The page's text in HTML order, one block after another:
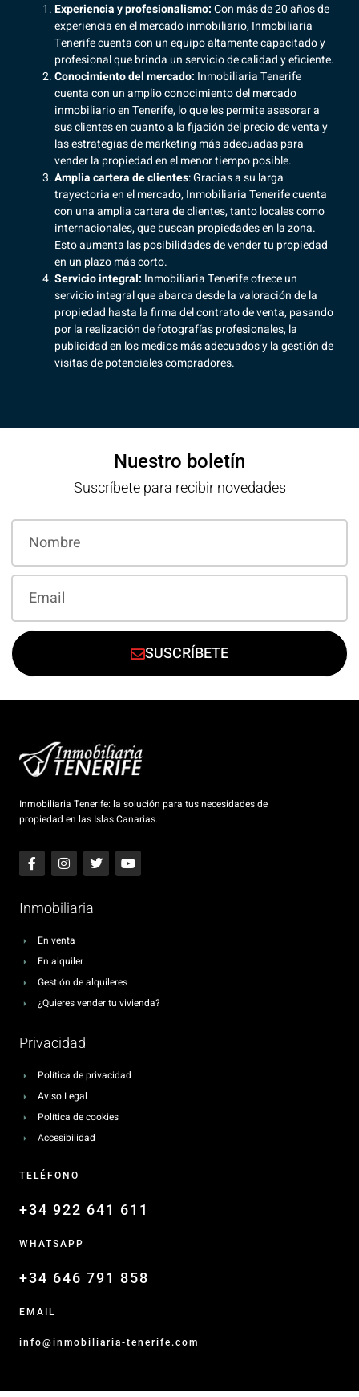
Experiencia y profesionalismo:Con más de 20 años de
experiencia en el mercado inmobiliario,Inmobiliaria
Tenerifecuenta con un equipo altamente capacitado y
profesional que brinda un servicio de calidad y eficiente.
Conocimiento del mercado: Inmobiliaria Tenerife
cuenta con unamplio conocimiento del mercado
inmobiliarioen Tenerife, lo que les permite asesorar a
sus clientes en cuanto a la fijación del precio de venta y
las estrategias de marketing más adecuadas para
vender la propiedad en el menor tiempo posible.
Amplia cartera de clientes: Gracias a su larga
trayectoria en el mercado, Inmobiliaria Tenerife cuenta
con una amplia cartera de clientes, tanto locales como
internacionales, que buscan propiedades en la zona.
Esto aumenta las posibilidades de vender tu propiedad
en un plazo más corto.
Servicio integral: Inmobiliaria Tenerife ofrece un
servicio integral que abarca desde la valoración de la
propiedad hasta la firma del contrato de venta, pasando
por la realización de fotografías profesionales, la
publicidad en los medios más adecuados y la gestión de
visitas de potenciales compradores.
Nuestro boletín
Suscríbete para recibir novedades
SUSCRÍBETE
Inmobiliaria Tenerife: la solución para tus necesidades de
propiedad en las Islas Canarias.
Inmobiliaria
En venta
En alquiler
Gestión de alquileres
¿Quieres vender tu vivienda?
Privacidad
Política de privacidad
Aviso Legal
Política de cookies
Accesibilidad
TELÉFONO
+34 922 641 611
WHATSAPP
+34 646 791 858
EMAIL
info@inmobiliaria-tenerife.com